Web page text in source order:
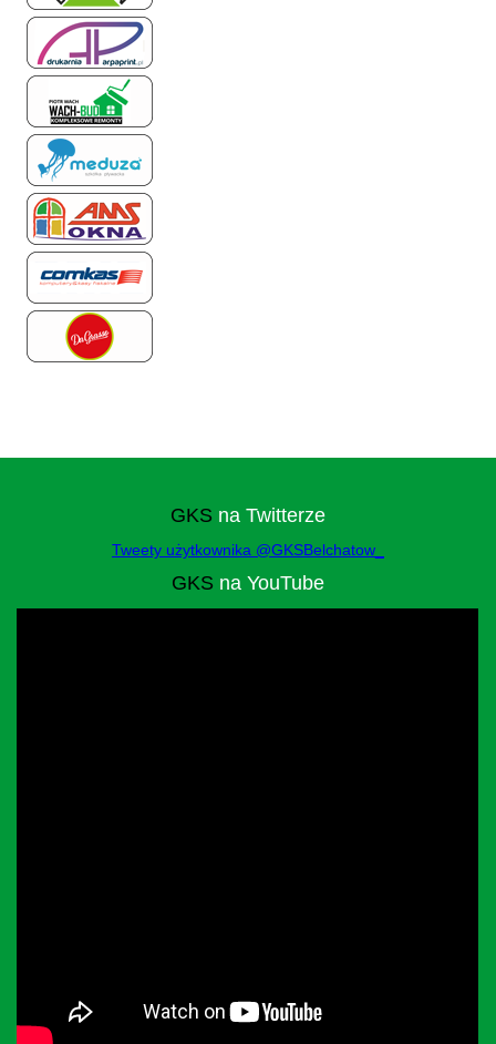
GKS na Twitterze
Tweety użytkownika @GKSBelchatow_
GKS na YouTube